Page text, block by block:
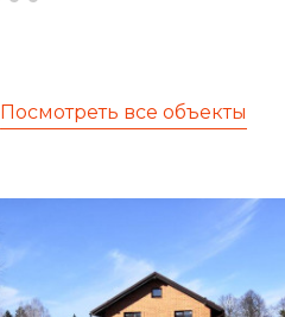
Посмотреть все объекты